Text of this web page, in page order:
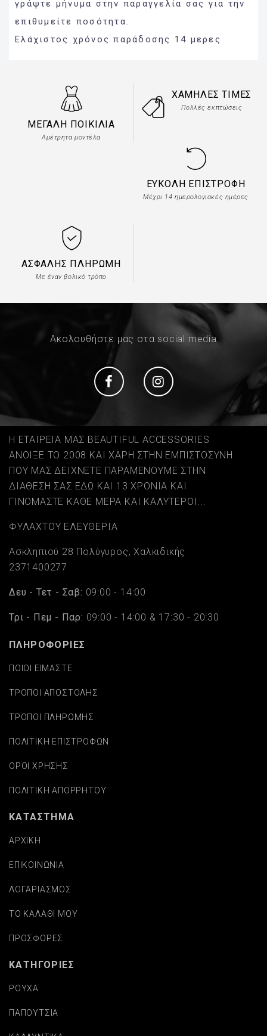
γράψτε μήνυμα στην παραγγελία σας για την
επιθυμείτε ποσότητα.
Ελάχιστος χρόνος παράδοσης 14 μερες
ΜΕΓΆΛΗ ΠΟΙΚΙΛΊΑ
Αμέτρητα μοντέλα
ΧΑΜΗΛΈΣ ΤΙΜΈΣ
Πολλές εκπτώσεις
ΕΎΚΟΛΗ ΕΠΙΣΤΡΟΦΉ
Μέχρι 14 ημερολογιακές ημέρες
ΑΣΦΑΛΉΣ ΠΛΗΡΩΜΉ
Με έναν βολικό τρόπο
Ακολουθήστε μας στα social media
Social Social
Η ΕΤΑΙΡΕΙΑ ΜΑΣ BEAUTIFUL ACCESSORIES
ΑΝΟΙΞΕ ΤΟ 2008 ΚΑΙ ΧΑΡΗ ΣΤΗΝ ΕΜΠΙΣΤΟΣΥΝΗ
ΠΟΥ ΜΑΣ ΔΕΙΧΝΕΤΕ ΠΑΡΑΜΕΝΟΥΜΕ ΣΤΗΝ
ΔΙΑΘΕΣΗ ΣΑΣ ΕΔΩ ΚΑΙ 13 ΧΡΟΝΙΑ ΚΑΙ
ΓΙΝΟΜΑΣΤΕ ΚΑΘΕ ΜΕΡΑ ΚΑΙ ΚΑΛΥΤΕΡΟΙ...
ΦΥΛΑΧΤΟΥ ΕΛΕΥΘΕΡΙΑ
Ασκληπιού 28 Πολύγυρος, Χαλκιδικής
2371400277
Δευ - Τετ - Σαβ: 09:00 - 14:00
Τρι - Πεμ - Παρ: 09:00 - 14:00 & 17:30 - 20:30
ΠΛΗΡΟΦΟΡΙΕΣ
ΠΟΙΟΙ ΕΙΜΑΣΤΕ
ΤΡΟΠΟΙ ΑΠΟΣΤΟΛΗΣ
ΤΡΟΠΟΙ ΠΛΗΡΩΜΗΣ
ΠΟΛΙΤΙΚΗ ΕΠΙΣΤΡΟΦΩΝ
ΟΡΟΙ ΧΡΗΣΗΣ
ΠΟΛΙΤΙΚΗ ΑΠΟΡΡΗΤΟΥ
ΚΑΤΑΣΤΗΜΑ
ΑΡΧΙΚΗ
ΕΠΙΚΟΙΝΩΝΙΑ
ΛΟΓΑΡΙΑΣΜΟΣ
ΤΟ ΚΑΛΑΘΙ ΜΟΥ
ΠΡΟΣΦΟΡΕΣ
ΚΑΤΗΓΟΡΙΕΣ
ΡΟΥΧΑ
ΠΑΠΟΥΤΣΙΑ